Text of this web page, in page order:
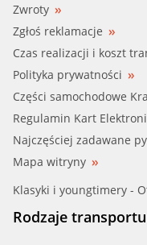
Zwroty
Zgłoś reklamacje
Czas realizacji i koszt
Polityka prywatności
Części samochodowe
Regulamin Kart
Najczęściej zadawane
Mapa witryny
Klasyki i youngtimery -
Rodzaje